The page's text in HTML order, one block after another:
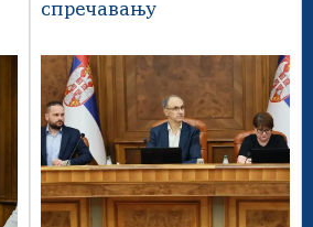
спречавању
таласа